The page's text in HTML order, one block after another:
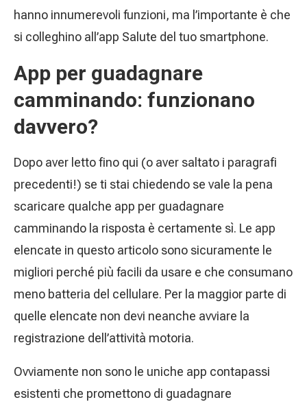
hanno innumerevoli funzioni, ma l’importante è che
si colleghino all’app Salute del tuo smartphone.
App per guadagnare
camminando: funzionano
davvero?
Dopo aver letto fino qui (o aver saltato i paragrafi
precedenti!) se ti stai chiedendo se vale la pena
scaricare qualche app per guadagnare
camminando la risposta è certamente sì. Le app
elencate in questo articolo sono sicuramente le
migliori perché più facili da usare e che consumano
meno batteria del cellulare. Per la maggior parte di
quelle elencate non devi neanche avviare la
registrazione dell’attività motoria.
Ovviamente non sono le uniche app contapassi
esistenti che promettono di guadagnare